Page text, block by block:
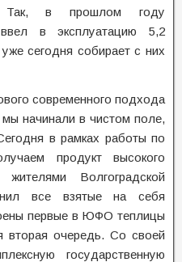
Так, в прошлом году
в эксплуатацию 5,2
сегодня собирает с них
современного подхода
начинали в чистом поле,
в рамках работы по
продукт высокого
жителями Волгоградской
все взятые на себя
первые в ЮФО теплицы
вторая очередь. Со своей
государственную